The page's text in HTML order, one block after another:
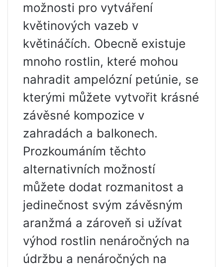
možnosti pro vytváření
květinových vazeb v
květináčích. Obecně existuje
mnoho rostlin, které mohou
nahradit ampelózní petúnie, se
kterými můžete vytvořit krásné
závěsné kompozice v
zahradách a balkonech.
Prozkoumáním těchto
alternativních možností
můžete dodat rozmanitost a
jedinečnost svým závěsným
aranžmá a zároveň si užívat
výhod rostlin nenáročných na
údržbu a nenáročných na